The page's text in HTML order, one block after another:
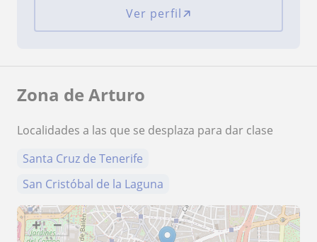
Ver perfil
Zona de Arturo
Localidades a las que se desplaza para dar clase
Santa Cruz de Tenerife
San Cristóbal de la Laguna
+ −